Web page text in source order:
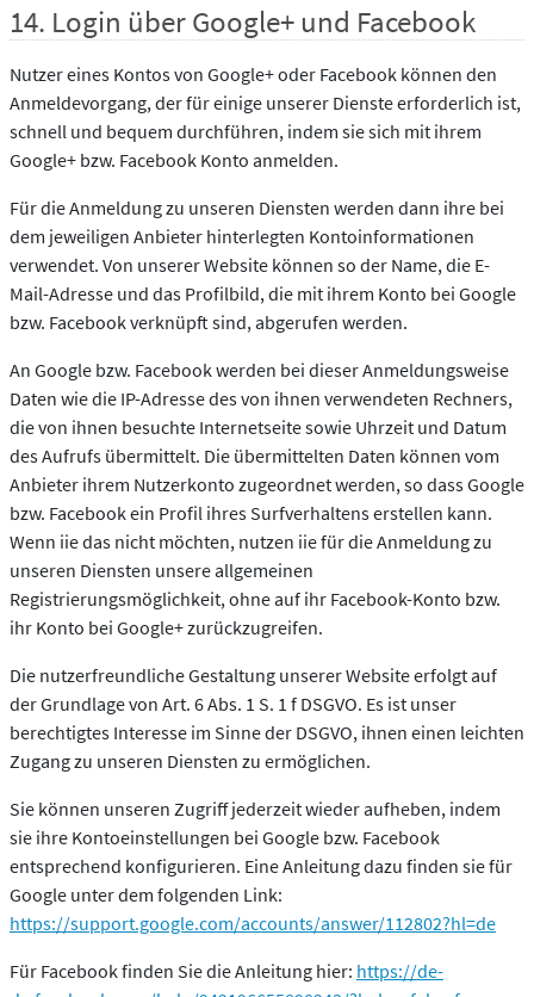
14. Login über Google+ und Facebook
Nutzer eines Kontos von Google+ oder Facebook können den
Anmeldevorgang, der für einige unserer Dienste erforderlich ist,
schnell und bequem durchführen, indem sie sich mit ihrem
Google+ bzw. Facebook Konto anmelden.
Für die Anmeldung zu unseren Diensten werden dann ihre bei
dem jeweiligen Anbieter hinterlegten Kontoinformationen
verwendet. Von unserer Website können so der Name, die E-
Mail-Adresse und das Profilbild, die mit ihrem Konto bei Google
bzw. Facebook verknüpft sind, abgerufen werden.
An Google bzw. Facebook werden bei dieser Anmeldungsweise
Daten wie die IP-Adresse des von ihnen verwendeten Rechners,
die von ihnen besuchte Internetseite sowie Uhrzeit und Datum
des Aufrufs übermittelt. Die übermittelten Daten können vom
Anbieter ihrem Nutzerkonto zugeordnet werden, so dass Google
bzw. Facebook ein Profil ihres Surfverhaltens erstellen kann.
Wenn iie das nicht möchten, nutzen iie für die Anmeldung zu
unseren Diensten unsere allgemeinen
Registrierungsmöglichkeit, ohne auf ihr Facebook-Konto bzw.
ihr Konto bei Google+ zurückzugreifen.
Die nutzerfreundliche Gestaltung unserer Website erfolgt auf
der Grundlage von Art. 6 Abs. 1 S. 1 f DSGVO. Es ist unser
berechtigtes Interesse im Sinne der DSGVO, ihnen einen leichten
Zugang zu unseren Diensten zu ermöglichen.
Sie können unseren Zugriff jederzeit wieder aufheben, indem
sie ihre Kontoeinstellungen bei Google bzw. Facebook
entsprechend konfigurieren. Eine Anleitung dazu finden sie für
Google unter dem folgenden Link:
https://support.google.com/accounts/answer/112802?hl=de
Für Facebook finden Sie die Anleitung hier: https://de-